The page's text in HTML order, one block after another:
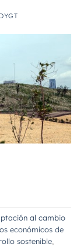
DYGT
al cambio
económicos de
sostenible